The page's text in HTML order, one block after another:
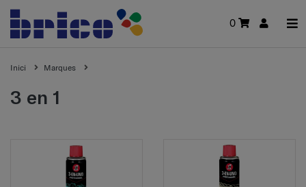
0
Inici Marques
3 en 1